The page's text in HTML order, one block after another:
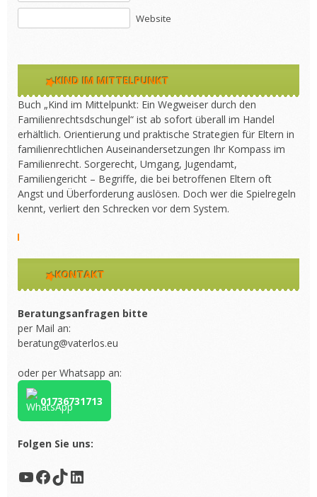
Website
KIND IM MITTELPUNKT
Buch „Kind im Mittelpunkt: Ein Wegweiser durch den
Familienrechtsdschungel“ ist ab sofort überall im Handel
erhältlich. Orientierung und praktische Strategien für Eltern in
familienrechtlichen Auseinandersetzungen Ihr Kompass im
Familienrecht. Sorgerecht, Umgang, Jugendamt,
Familiengericht – Begriffe, die bei betroffenen Eltern oft
Angst und Überforderung auslösen. Doch wer die Spielregeln
kennt, verliert den Schrecken vor dem System.
KONTAKT
Beratungsanfragen bitte
per Mail an:
beratung@vaterlos.eu
oder per Whatsapp an:
01736731713
Folgen Sie uns:
YouTube
Facebook
TikTok
LinkedIn